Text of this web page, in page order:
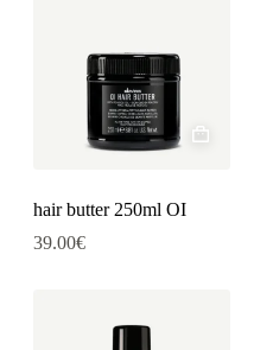
hair butter 250ml OI
39.00€